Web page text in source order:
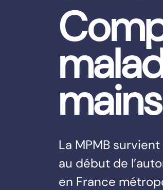
La MPMB
au début de
en France